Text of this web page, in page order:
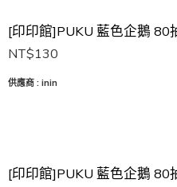
NT$130
供應商 : inin
[印印館]PUKU 藍色企鵝 80